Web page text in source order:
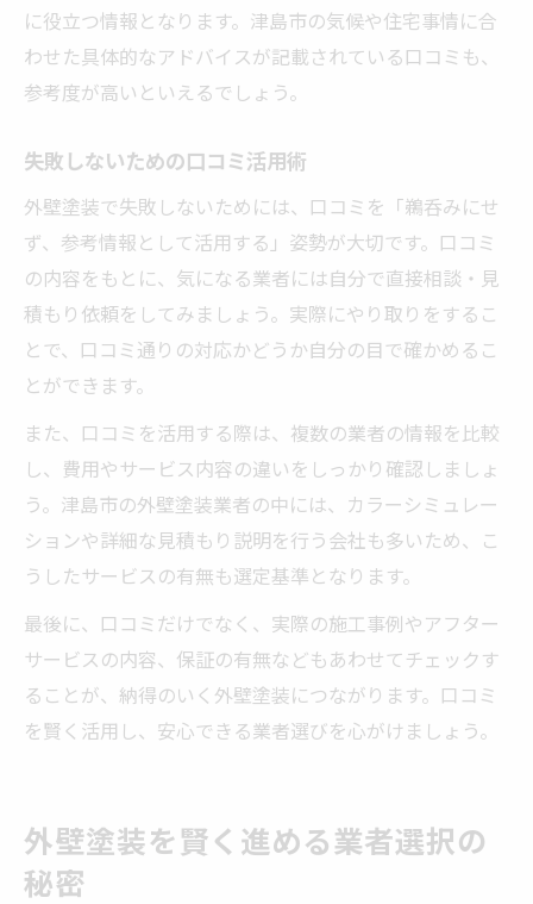
に役立つ情報となります。津島市の気候や住宅事情に合
わせた具体的なアドバイスが記載されている口コミも、
参考度が高いといえるでしょう。
失敗しないための口コミ活用術
外壁塗装で失敗しないためには、口コミを「鵜呑みにせ
ず、参考情報として活用する」姿勢が大切です。口コミ
の内容をもとに、気になる業者には自分で直接相談・見
積もり依頼をしてみましょう。実際にやり取りをするこ
とで、口コミ通りの対応かどうか自分の目で確かめるこ
とができます。
また、口コミを活用する際は、複数の業者の情報を比較
し、費用やサービス内容の違いをしっかり確認しましょ
う。津島市の外壁塗装業者の中には、カラーシミュレー
ションや詳細な見積もり説明を行う会社も多いため、こ
うしたサービスの有無も選定基準となります。
最後に、口コミだけでなく、実際の施工事例やアフター
サービスの内容、保証の有無などもあわせてチェックす
ることが、納得のいく外壁塗装につながります。口コミ
を賢く活用し、安心できる業者選びを心がけましょう。
外壁塗装を賢く進める業者選択の
秘密